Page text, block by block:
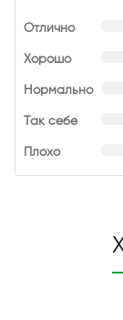
Отлично
Хорошо
Нормально
Так себе
Плохо